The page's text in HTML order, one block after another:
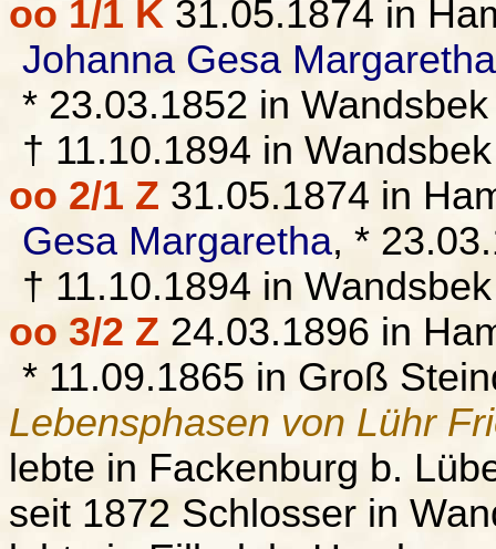
oo 1/1 K 31.05.1874 in
Johanna Gesa Margaretha
* 23.03.1852 in
† 11.10.1894 in
oo 2/1 Z 31.05.1874 in
Gesa Margaretha, *
† 11.10.1894 in
oo 3/2 Z 24.03.1896 in
* 11.09.1865 in Groß
Lebensphasen von Lühr
lebte in Fackenburg b.
seit 1872 Schlosser in